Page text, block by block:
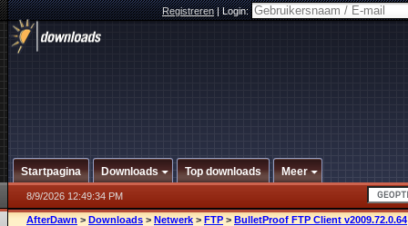
Registreren|Login:
Startpagina Downloads Top downloads Meer
8/9/2026 12:49:34 PM
AfterDawn > Downloads > Netwerk > FTP > BulletProof FTP Client v2009.72.0.64